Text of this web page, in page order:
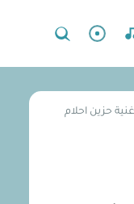
حزين احلام